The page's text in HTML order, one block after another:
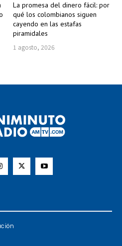
La promesa del dinero fácil: por
qué los colombianos siguen
cayendo en las estafas
piramidales
1 agosto, 2026